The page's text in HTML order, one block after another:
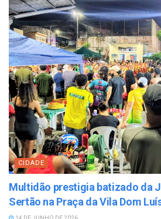
CIDADE
Multidão prestigia batizado da
Sertão na Praça da Vila Dom